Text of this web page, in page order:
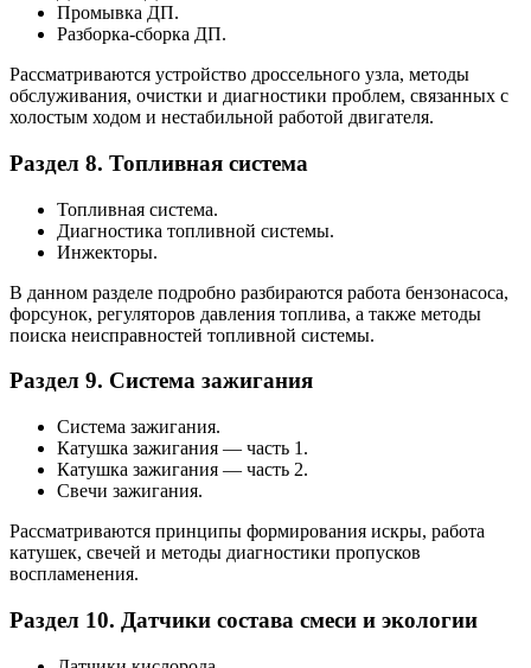
Промывка ДП.
Разборка-сборка ДП.
Рассматриваются устройство дроссельного узла, методы
обслуживания, очистки и диагностики проблем, связанных с
холостым ходом и нестабильной работой двигателя.
Раздел 8. Топливная система
Топливная система.
Диагностика топливной системы.
Инжекторы.
В данном разделе подробно разбираются работа бензонасоса,
форсунок, регуляторов давления топлива, а также методы
поиска неисправностей топливной системы.
Раздел 9. Система зажигания
Система зажигания.
Катушка зажигания — часть 1.
Катушка зажигания — часть 2.
Свечи зажигания.
Рассматриваются принципы формирования искры, работа
катушек, свечей и методы диагностики пропусков
воспламенения.
Раздел 10. Датчики состава смеси и экологии